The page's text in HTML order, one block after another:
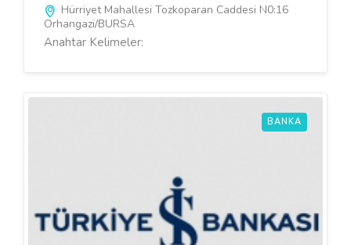
Hürriyet Mahallesi Tozkoparan Caddesi N0:16
Orhangazi/BURSA
Anahtar Kelimeler:
BANKA